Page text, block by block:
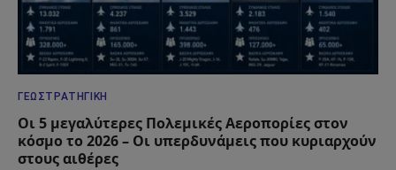
ΓΕΩΣΤΡΑΤΗΓΙΚΉ
Οι 5 μεγαλύτερες Πολεμικές Αεροπορίες στον
κόσμο το 2026 – Οι υπερδυνάμεις που κυριαρχούν
στους αιθέρες